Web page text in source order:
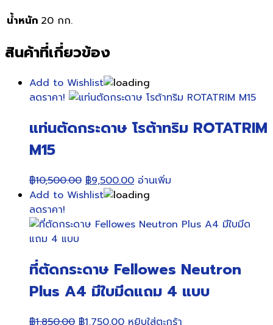
น้ำหนัก 20 กก.
สินค้าที่เกี่ยวข้อง
Add to Wishlist
ลดราคา!
แท่นตัดกระดาษ โรต้าทริม ROTATRIM
M15
฿10,500.00 Original
price
฿10,500.00.
฿9,500.00Current
price
฿9,500.00.
อ่านเพิ่ม
Add to Wishlist
ลดราคา!
ที่ตัดกระดาษ Fellowes Neutron
Plus A4 มีใบมีดแถม 4 แบบ
฿1,850.00 Original
฿1,750.00Current
หยิบใส่ตะกร้า